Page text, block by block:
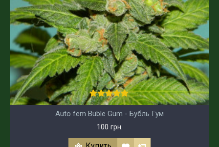
Auto fem Buble Gum - Бубль Гум
100 грн.